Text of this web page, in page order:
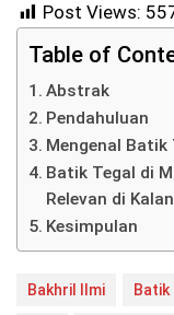
Post Views:
Table of
Abstrak
Pendahuluan
Mengenal Batik
Batik Tegal di
Relevan di
Kesimpulan
Bakhril Ilmi Batik